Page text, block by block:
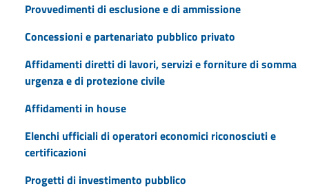
Provvedimenti di esclusione e di ammissione
Concessioni e partenariato pubblico privato
Affidamenti diretti di lavori, servizi e forniture di somma
urgenza e di protezione civile
Affidamenti in house
Elenchi ufficiali di operatori economici riconosciuti e
certificazioni
Progetti di investimento pubblico